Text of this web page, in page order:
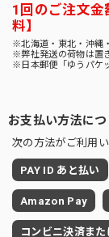
1回のご注文
料】
※北海道・東北・沖縄
※弊社発送の荷物は置
※日本郵便「ゆうパケ
お支払い方法に
次の方法がご利用い
PAY ID あと払い
Amazon Pay
コンビニ決済ま